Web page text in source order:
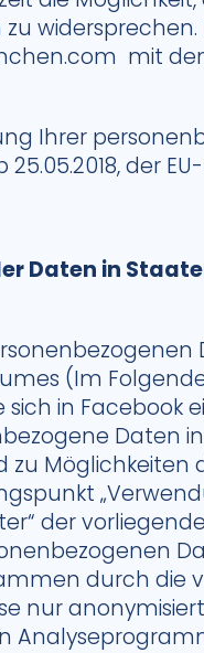
widersprechen.
mit
Ihrer
der EU-
Daten in
(Im
sich in
Daten
Möglichkeiten
der
durch die
nur